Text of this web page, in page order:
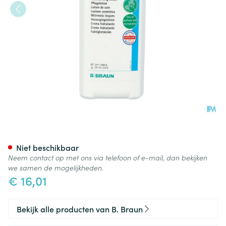
€ 16,01
Niet beschikbaar
Neem contact op met ons via telefoon of e-mail, dan bekijken
we samen de mogelijkheden.
Bekijk alle producten van B. Braun